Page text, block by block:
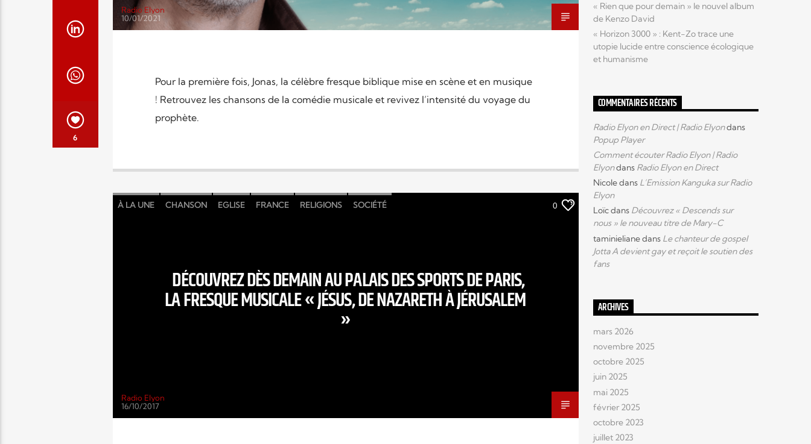
6
Radio Elyon
10/01/2021
Pour la première fois, Jonas, la célèbre fresque biblique mise en scène et en musique
! Retrouvez les chansons de la comédie musicale et revivez l’intensité du voyage du
prophète.
À LA UNE CHANSON EGLISE FRANCE RELIGIONS SOCIÉTÉ 0
DÉCOUVREZ DÈS DEMAIN AU PALAIS DES SPORTS DE PARIS,
LA FRESQUE MUSICALE « JÉSUS, DE NAZARETH À JÉRUSALEM
»
Radio Elyon
16/10/2017
« Rien que pour demain » le nouvel album
de Kenzo David
« Horizon 3000 » : Kent-Zo trace une
utopie lucide entre conscience écologique
et humanisme
COMMENTAIRES RÉCENTS
Radio Elyon en Direct | Radio Elyondans
Popup Player
Comment écouter Radio Elyon | Radio
Elyondans Radio Elyon en Direct
Nicoledans L’Emission Kanguka sur Radio
Elyon
Loïcdans Découvrez « Descends sur
nous » le nouveau titre de Mary-C
taminielianedans Le chanteur de gospel
Jotta A devient gay et reçoit le soutien des
fans
ARCHIVES
mars 2026
novembre 2025
octobre 2025
juin 2025
mai 2025
février 2025
octobre 2023
juillet 2023